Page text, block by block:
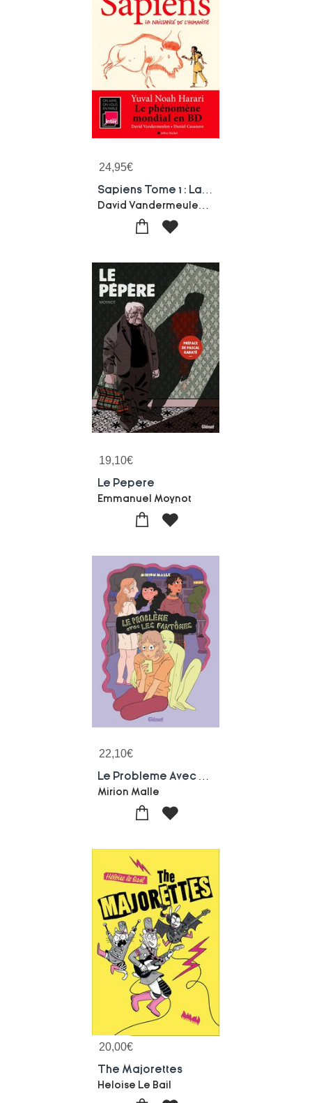
24,95€
19,10€
Le Pepere
Emmanuel Moynot
22,10€
Mirion Malle
20,00€
The Majorettes
Heloise Le Bail